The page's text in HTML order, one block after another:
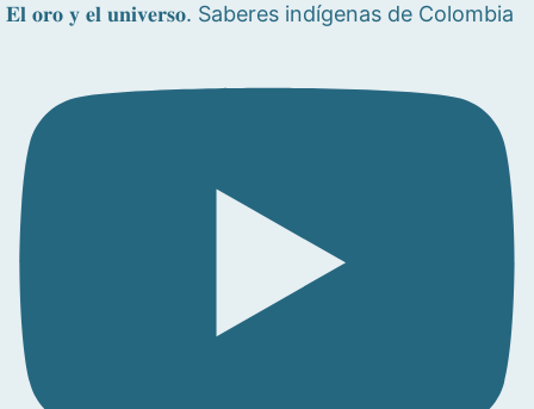
𝐄𝐥 𝐨𝐫𝐨 𝐲 𝐞𝐥 𝐮𝐧𝐢𝐯𝐞𝐫𝐬𝐨. Saberes indígenas de Colombia